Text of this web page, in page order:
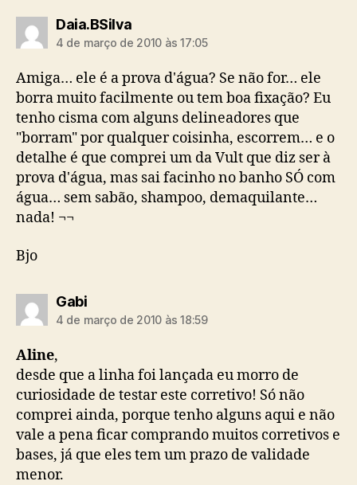
Daia.BSilvadiz:
4 de março de 2010 às 17:05
Amiga… ele é a prova d'água? Se não for… ele
borra muito facilmente ou tem boa fixação? Eu
tenho cisma com alguns delineadores que
"borram" por qualquer coisinha, escorrem… e o
detalhe é que comprei um da Vult que diz ser à
prova d'água, mas sai facinho no banho SÓ com
água… sem sabão, shampoo, demaquilante…
nada! ¬¬
Bjo
Gabidiz:
4 de março de 2010 às 18:59
Aline,
desde que a linha foi lançada eu morro de
curiosidade de testar este corretivo! Só não
comprei ainda, porque tenho alguns aqui e não
vale a pena ficar comprando muitos corretivos e
bases, já que eles tem um prazo de validade
menor.